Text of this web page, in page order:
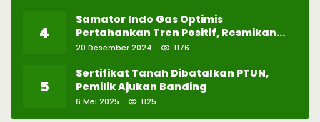
4
Samator Indo Gas Optimis
Pertahankan Tren Positif, Resmikan
Pabrik Hidrogen ke-57 di Batam
20 Desember 2024 1176
5
Sertifikat Tanah Dibatalkan PTUN,
Pemilik Ajukan Banding
6 Mei 2025 1125